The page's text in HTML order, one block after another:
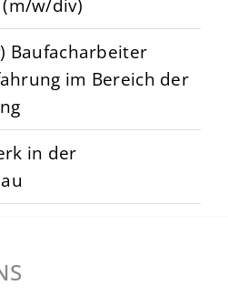
Baufacharbeiter
im Bereich der
in der